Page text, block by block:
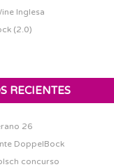
Inglesa
(2.0)
RECIENTES
26
DoppelBock
concurso